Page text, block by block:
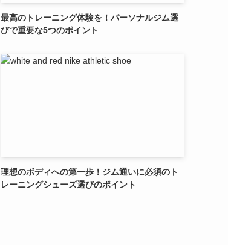
最高のトレーニング体験を！パーソナルジム選
びで重要な5つのポイント
理想のボディへの第一歩！ジム通いに必須のト
レーニングシューズ選びのポイント